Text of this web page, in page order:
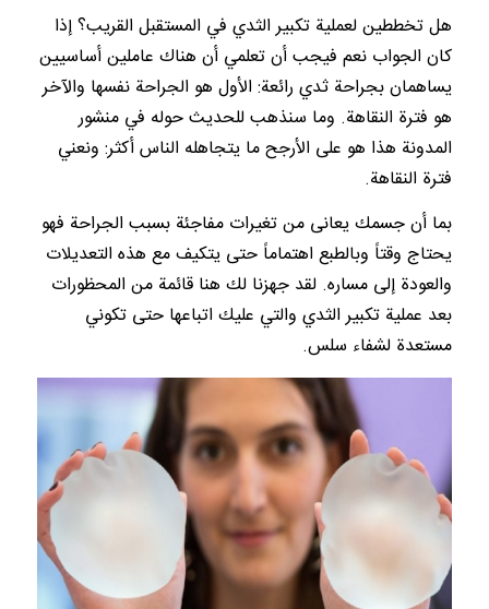
هل تخططين لعملية تكبير الثدي في المستقبل القريب؟ إذا
كان الجواب نعم فيجب أن تعلمي أن هناك عاملين أساسيين
يساهمان بجراحة ثدي رائعة: الأول هو الجراحة نفسها والآخر
هو فترة النقاهة. وما سنذهب للحديث حوله في منشور
المدونة هذا هو على الأرجح ما يتجاهله الناس أكثر: ونعني
فترة النقاهة.
بما أن جسمك يعانى من تغيرات مفاجئة بسبب الجراحة فهو
يحتاج وقتاً وبالطبع اهتماماً حتى يتكيف مع هذه التعديلات
والعودة إلى مساره. لقد جهزنا لك هنا قائمة من المحظورات
بعد عملية تكبير الثدي والتي عليك اتباعها حتى تكوني
مستعدة لشفاء سلس.